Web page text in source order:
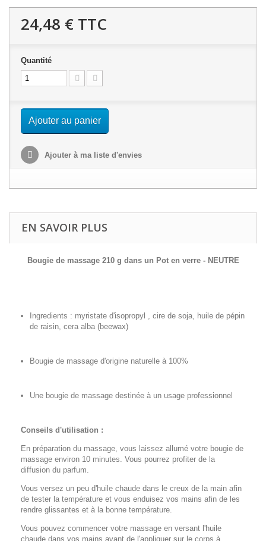
24,48 € TTC
Quantité
Ajouter au panier
Ajouter à ma liste d'envies
EN SAVOIR PLUS
Bougie de massage 210 g dans un Pot en verre - NEUTRE
Ingredients : myristate d'isopropyl , cire de soja, huile de pépin
de raisin, cera alba (beewax)
Bougie de massage d'origine naturelle à 100%
Une bougie de massage destinée à un usage professionnel
Conseils d'utilisation :
En préparation du massage, vous laissez allumé votre bougie de
massage environ 10 minutes. Vous pourrez profiter de la
diffusion du parfum.
Vous versez un peu d'huile chaude dans le creux de la main afin
de tester la température et vous enduisez vos mains afin de les
rendre glissantes et à la bonne température.
Vous pouvez commencer votre massage en versant l'huile
chaude dans vos mains avant de l'appliquer sur le corps à